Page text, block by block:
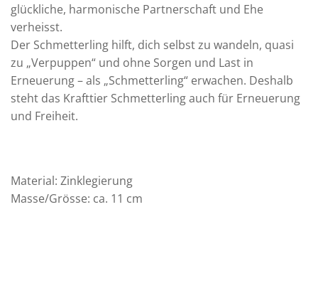
glückliche, harmonische Partnerschaft und Ehe
verheisst.
Der Schmetterling hilft, dich selbst zu wandeln, quasi
zu „Verpuppen“ und ohne Sorgen und Last in
Erneuerung – als „Schmetterling“ erwachen. Deshalb
steht das Krafttier Schmetterling auch für Erneuerung
und Freiheit.
Material: Zinklegierung
Masse/Grösse: ca. 11 cm